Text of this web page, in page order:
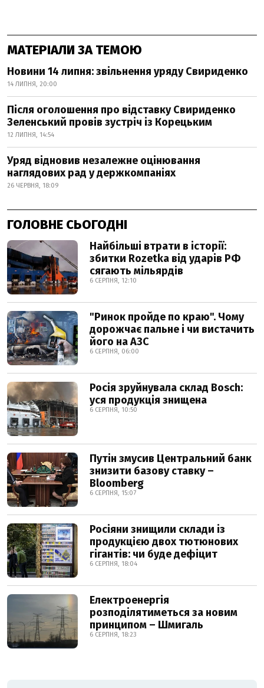
МАТЕРІАЛИ ЗА ТЕМОЮ
Новини 14 липня: звільнення уряду Свириденко
14 ЛИПНЯ, 20:00
Після оголошення про відставку Свириденко
Зеленський провів зустріч із Корецьким
12 ЛИПНЯ, 14:54
Уряд відновив незалежне оцінювання
наглядових рад у держкомпаніях
26 ЧЕРВНЯ, 18:09
ГОЛОВНЕ СЬОГОДНІ
Найбільші втрати в історії:
збитки Rozetka від ударів РФ
сягають мільярдів
6 СЕРПНЯ, 12:10
"Ринок пройде по краю". Чому
дорожчає пальне і чи вистачить
його на АЗС
6 СЕРПНЯ, 06:00
Росія зруйнувала склад Bosch:
уся продукція знищена
6 СЕРПНЯ, 10:50
Путін змусив Центральний банк
знизити базову ставку –
Bloomberg
6 СЕРПНЯ, 15:07
Росіяни знищили склади із
продукцією двох тютюнових
гігантів: чи буде дефіцит
6 СЕРПНЯ, 18:04
Електроенергія
розподілятиметься за новим
принципом – Шмигаль
6 СЕРПНЯ, 18:23